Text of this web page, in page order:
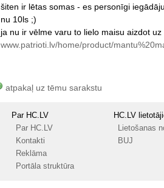
šiten ir lētas somas - es personīgi iegādāju
nu 10ls ;)
ja nu ir vēlme varu to lielo maisu aizdot uz
www.patrioti.lv/home/product/
atpakaļ uz tēmu sarakstu
Par HC.LV
Par HC.LV
Kontakti
Reklāma
Portāla struktūra
HC.LV
Lietošanas
BUJ